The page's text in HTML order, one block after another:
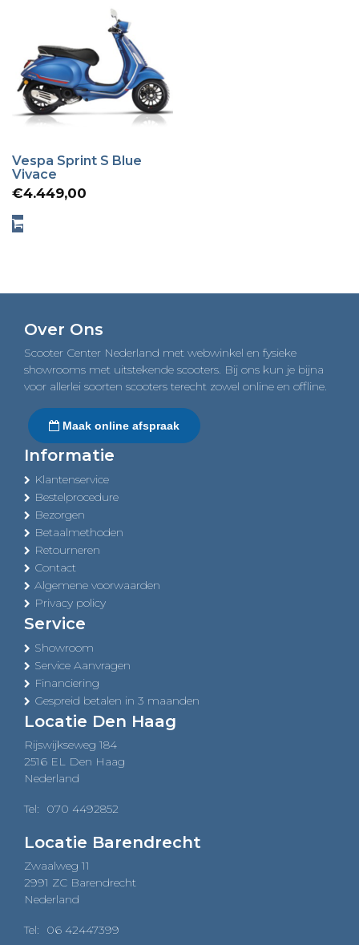
Vespa Sprint S Blue
Vivace
€4.449,00
Over Ons
Scooter Center Nederland met webwinkel en fysieke
showrooms met uitstekende scooters. Bij ons kun je bijna
voor allerlei soorten scooters terecht zowel online en offline.
Maak online afspraak
Informatie
Klantenservice
Bestelprocedure
Bezorgen
Betaalmethoden
Retourneren
Contact
Algemene voorwaarden
Privacy policy
Service
Showroom
Service Aanvragen
Financiering
Gespreid betalen in 3 maanden
Locatie Den Haag
Rijswijkseweg 184
2516 EL Den Haag
Nederland
Tel: 070 4492852
Locatie Barendrecht
Zwaalweg 11
2991 ZC Barendrecht
Nederland
Tel: 06 42447399